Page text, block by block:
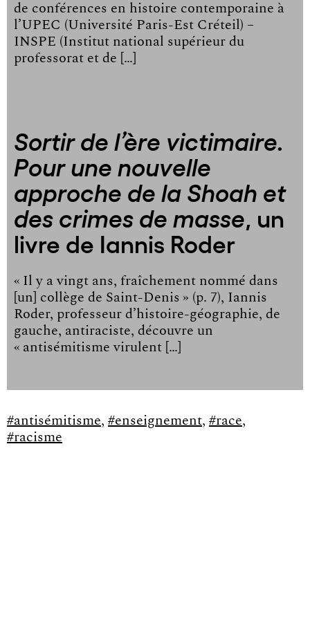
de conférences en histoire contemporaine à
l’UPEC (Université Paris-Est Créteil) –
INSPE (Institut national supérieur du
professorat et de […]
Sortir de l’ère victimaire.
Pour une nouvelle
approche de la Shoah et
des crimes de masse, un
livre de Iannis Roder
« Il y a vingt ans, fraîchement nommé dans
[un] collège de Saint-Denis » (p. 7), Iannis
Roder, professeur d’histoire-géographie, de
gauche, antiraciste, découvre un
« antisémitisme virulent […]
#antisémitisme, #enseignement, #race,
#racisme